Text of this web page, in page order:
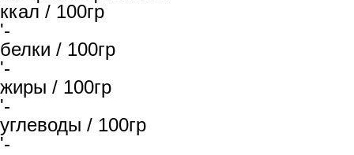
ккал / 100гр
'-
белки / 100гр
'-
жиры / 100гр
'-
углеводы / 100гр
'-